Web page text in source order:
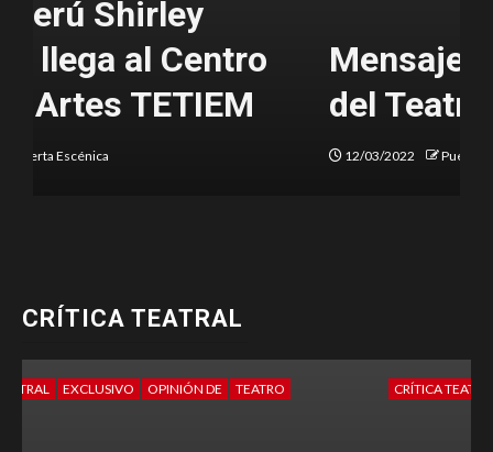
Mensaje del Día Mundial
del Teatro 2022
12/03/2022
CRÍTICA TEATRAL
CRÍTICA TEATRAL EXCLUSIVO OPINIÓN DE